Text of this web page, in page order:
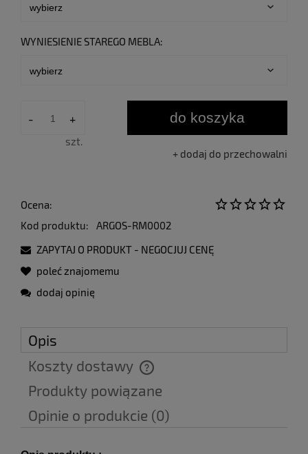
WYNIESIENIE STAREGO MEBLA:
- +
szt.
do koszyka
dodaj do przechowalni
Ocena:
Kod produktu:
ARGOS-RM0002
ZAPYTAJ O PRODUKT - NEGOCJUJ CENĘ
poleć znajomemu
dodaj opinię
Opis
Koszty dostawy
Cena nie zawiera ewentualnych kosztów płatności
Produkty powiązane
Opinie o produkcie (0)